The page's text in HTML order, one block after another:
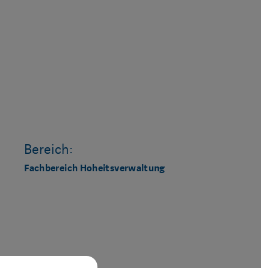
Bereich:
Fachbereich Hoheitsverwaltung